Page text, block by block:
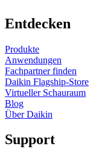
Entdecken
Produkte
Anwendungen
Fachpartner finden
Daikin Flagship-Store
Virtueller Schauraum
Blog
Über Daikin
Support